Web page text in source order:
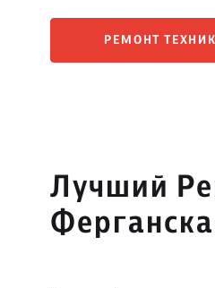
РЕМОНТ
Лучший